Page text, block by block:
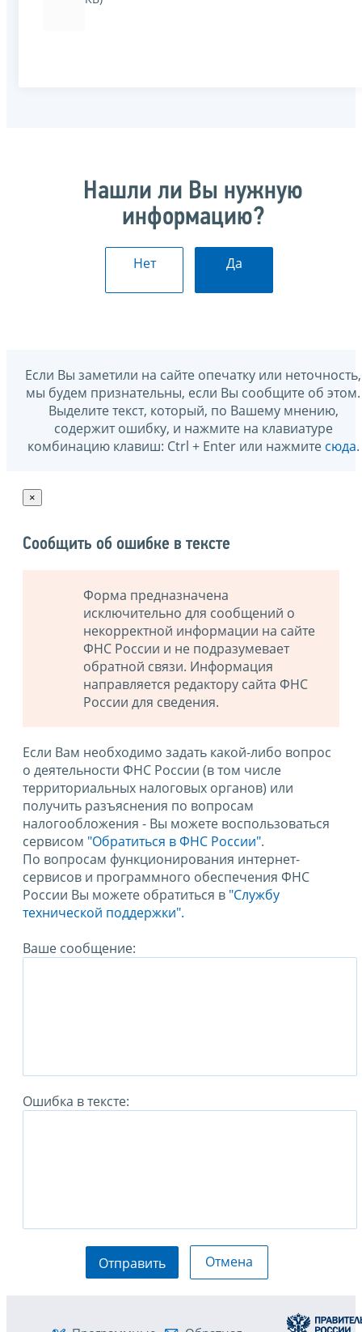
Нашли ли Вы нужную
информацию?
Нет Да
Если Вы заметили на сайте опечатку или неточность,
мы будем признательны, если Вы сообщите об этом.
Выделите текст, который, по Вашему мнению,
содержит ошибку, и нажмите на клавиатуре
комбинацию клавиш: Ctrl + Enter или нажмите сюда.
×
Сообщить об ошибке в тексте
Форма предназначена
исключительно для сообщений о
некорректной информации на сайте
ФНС России и не подразумевает
обратной связи. Информация
направляется редактору сайта ФНС
России для сведения.
Если Вам необходимо задать какой-либо вопрос
о деятельности ФНС России (в том числе
территориальных налоговых органов) или
получить разъяснения по вопросам
налогообложения - Вы можете воспользоваться
сервисом "Обратиться в ФНС России".
По вопросам функционирования интернет-
сервисов и программного обеспечения ФНС
России Вы можете обратиться в "Службу
технической поддержки".
Ваше сообщение:
Ошибка в тексте:
Отправить Отмена